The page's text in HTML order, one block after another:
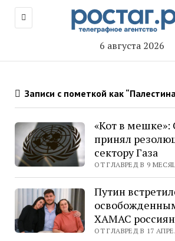
6 августа 2026
Записи с пометкой как
«Кот в
принял
сектору Газа
ОТ ГЛАВРЕД В 9
Путин
ХАМАС
ОТ ГЛАВРЕД В 17